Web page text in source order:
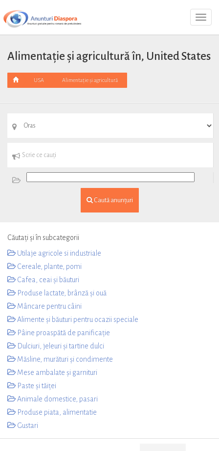
Alimentație și agricultură în, United States
USA Alimentație și agricultură
Caută anunțuri
Căutați și în subcategorii
Utilaje agricole si industriale
Cereale, plante, pomi
Cafea, ceai și băuturi
Produse lactate, brânză și ouă
Mâncare pentru câini
Alimente și băuturi pentru ocazii speciale
Pâine proaspătă de panificație
Dulciuri, jeleuri și tartine dulci
Măsline, murături și condimente
Mese ambalate și garnituri
Paste și tăiței
Animale domestice, pasari
Produse piata, alimentatie
Gustari